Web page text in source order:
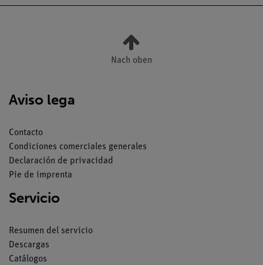
Nach oben
Aviso lega
Contacto
Condiciones comerciales generales
Declaración de privacidad
Pie de imprenta
Servicio
Resumen del servicio
Descargas
Catálogos